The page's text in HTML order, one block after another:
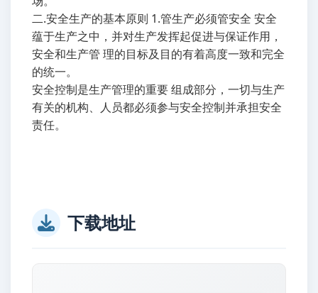
二.安全生产的基本原则 1.管生产必须管安全 安全
蕴于生产之中，并对生产发挥起促进与保证作用，
安全和生产管 理的目标及目的有着高度一致和完全
的统一。
安全控制是生产管理的重要 组成部分，一切与生产
有关的机构、人员都必须参与安全控制并承担安全
责任。
下载地址